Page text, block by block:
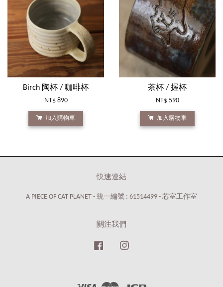
Birch 陶杯 / 咖啡杯
NT$ 890
加入購物車
茶杯 / 握杯
NT$ 590
加入購物車
快速連結
A PIECE OF CAT PLANET - 統一編號 : 61514499 - 芯室工作室
關注我們
Facebook
Visa Master